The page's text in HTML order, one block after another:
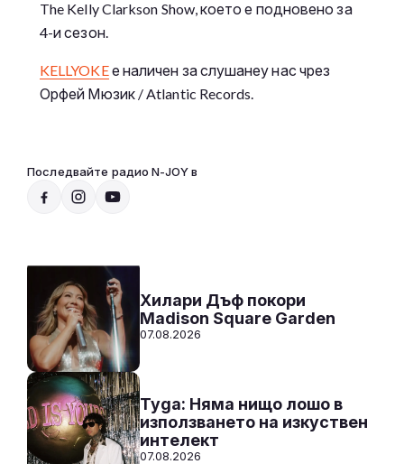
The Kelly Clarkson Show, което е подновено за
4-и сезон.
KELLYOKEе наличен за слушанеу нас чрез
Орфей Мюзик / Atlantic Records.
Последвайте радио N-JOY в
СЛУШАЙ
00:00 - 12:00
Хилари Дъф покори
Madison Square Garden
07.08.2026
Tyga: Няма нищо лошо в
използването на изкуствен
интелект
07.08.2026